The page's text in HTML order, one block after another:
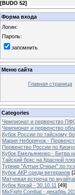
[BUDO 52]
Форма входа
Логин:
Пароль:
запомнить
Меню сайта
Главная страница
Categories
Чемпионат и первенство
Чемпионат и первенство
Кубок России по тайскому
Мария Неборячок -
Первенство России по
Кубок Емельяненко - Битва
Тайский бокс на Красной
Турнир "Алтын Очкын" по
Кубок АКР среди ветеранов
Матчевая встреча по
Кубок Кохай - 30.10.11 [49]
MixFight Combat - декабрь